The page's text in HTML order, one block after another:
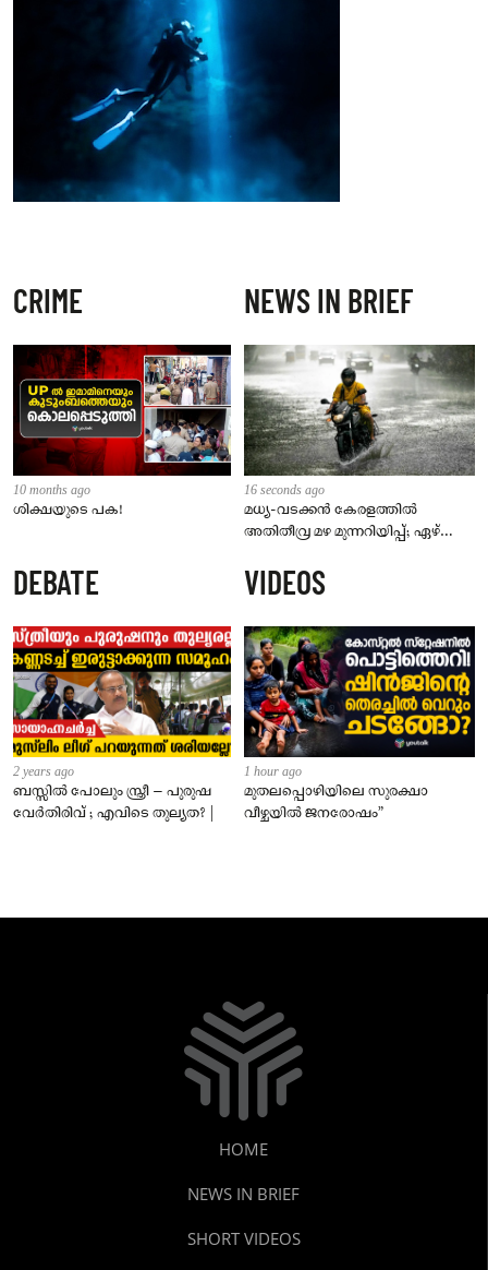
CRIME
10 months ago
ശിക്ഷയുടെ പക!
NEWS IN BRIEF
16 seconds ago
മധ്യ-വടക്കൻ കേരളത്തിൽ
അതിതീവ്ര മഴ മുന്നറിയിപ്പ്; ഏഴ്
ജില്ലകളിലെ വിദ്യാഭ്യാസ
സ്ഥാപനങ്ങൾക്ക് ഇന്ന് അവധി
DEBATE
2 years ago
ബസ്സിൽ പോലും സ്ത്രീ – പുരുഷ
വേർതിരിവ് ; എവിടെ തുല്യത? |
VIDEOS
1 hour ago
മുതലപ്പൊഴിയിലെ സുരക്ഷാ
വീഴ്ചയിൽ ജനരോഷം”
HOME
NEWS IN BRIEF
SHORT VIDEOS